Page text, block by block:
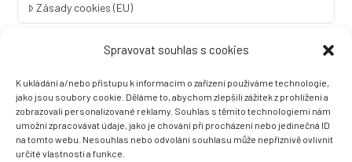
Spravovat souhlas s cookies
K ukládání a/nebo přístupu k informacím o zařízení používáme technologie,
jako jsou soubory cookie. Děláme to, abychom zlepšili zážitek z prohlížení a
zobrazovali personalizované reklamy. Souhlas s těmito technologiemi nám
umožní zpracovávat údaje, jako je chování při procházení nebo jedinečná ID
na tomto webu. Nesouhlas nebo odvolání souhlasu může nepříznivě ovlivnit
určité vlastnosti a funkce.
Zásady cookies (EU)
LINGUA UNIVERSAL soukromá základní škola a mateřská škola
s.r.o.
Sovova 2
412 01 Litoměřice